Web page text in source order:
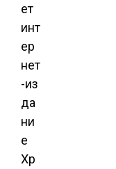
ет
инт
ер
нет
-из
да
ни
е
Хр